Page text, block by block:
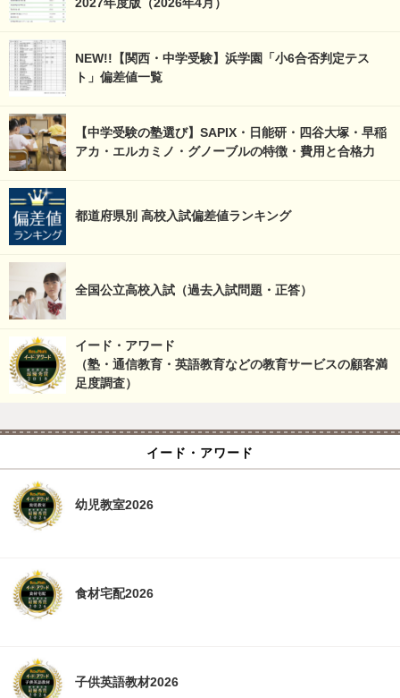
NEW!!【関西・中学受験】浜学園「小6合否判定テス
ト」偏差値一覧
【中学受験の塾選び】SAPIX・日能研・四谷大塚・早稲
アカ・エルカミノ・グノーブルの特徴・費用と合格力
都道府県別 高校入試偏差値ランキング
全国公立高校入試（過去入試問題・正答）
イード・アワード
（塾・通信教育・英語教育などの教育サービスの顧客満
足度調査）
イード・アワード
幼児教室2026
食材宅配2026
子供英語教材2026